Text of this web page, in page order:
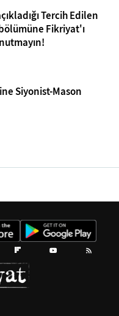
Tercih Edilen
Fikriyat'ı
Siyonist-Mason